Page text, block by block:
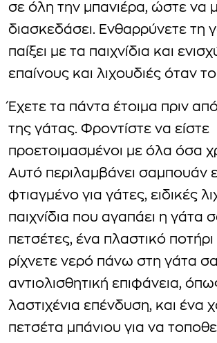
σε όλη την μπανιέρα, ώστε να
διασκεδάσει. Ενθαρρύνετε τη
παίξει με τα παιχνίδια και
επαίνους και λιχουδιές όταν το
Έχετε τα πάντα έτοιμα πριν
της γάτας. Φροντίστε να είστε
προετοιμασμένοι με όλα όσα
Αυτό περιλαμβάνει σαμπουάν
φτιαγμένο για γάτες, ειδικές
παιχνίδια που αγαπάει η γάτα
πετσέτες, ένα πλαστικό ποτήρι
ρίχνετε νερό πάνω στη γάτα
αντιολισθητική επιφάνεια,
λαστιχένια επένδυση, και ένα
πετσέτα μπάνιου για να